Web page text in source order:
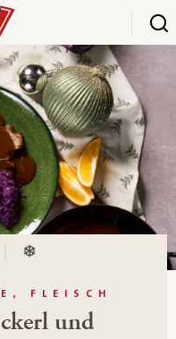
FLEISCH
und